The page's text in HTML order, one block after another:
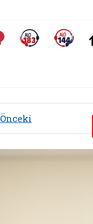
Sıkça Sorulan Sorular
Alo 183 (yeni Alo
Önceki